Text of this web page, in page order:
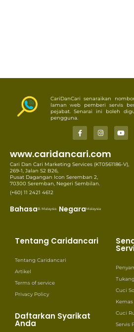
CariDanCari senaraikan
laman web pemberi servis
pejabat. Senarai ini boleh
pengguna.
www.caridancari.com
Cari Dan Cari Marketing Services (KT0561186-V),
269-1, Jalan S2 B26,
Pusat Dagangan Icon Seremban 2,
70300 Seremban, Negeri Sembilan.
(+60) 11 2421 4612
BahasaB. Malaysia NegaraMalaysia
Tentang Caridancari
Tentang Caridancari
Artikel
Terms of service
Privacy Policy
Daftarkan Syarikat
Anda
Cuci
Cuci
Servis